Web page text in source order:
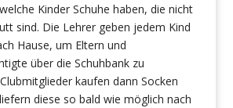
Kinder Schuhe haben, die nicht
sind. Die Lehrer geben jedem Kind
Hause, um Eltern und
über die Schuhbank zu
kaufen dann Socken
diese so bald wie möglich nach